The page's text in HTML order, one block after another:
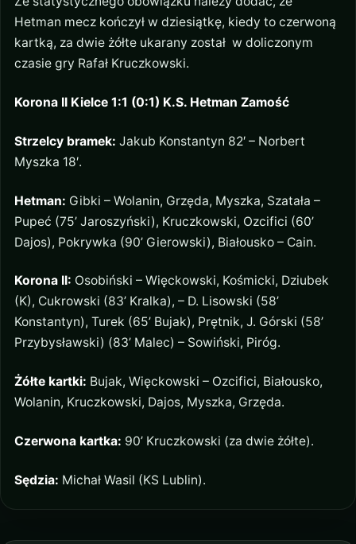
Hetman mecz kończył w dziesiątkę, kiedy to czerwoną
kartką, za dwie żółte ukarany został w doliczonym
czasie gry Rafał Kruczkowski.
Korona II Kielce 1:1 (0:1) K.S. Hetman Zamość
Strzelcy bramek: Jakub Konstantyn 82′ – Norbert
Myszka 18′.
Hetman: Gibki – Wolanin, Grzęda, Myszka, Szatała –
Pupeć (75’ Jaroszyński), Kruczkowski, Ozcifici (60’
Dajos), Pokrywka (90’ Gierowski), Białousko – Cain.
Korona II: Osobiński – Więckowski, Kośmicki, Dziubek
(K), Cukrowski (83’ Kralka), – D. Lisowski (58’
Konstantyn), Turek (65’ Bujak), Prętnik, J. Górski (58’
Przybysławski) (83’ Malec) – Sowiński, Piróg.
Żółte kartki: Bujak, Więckowski – Ozcifici, Białousko,
Wolanin, Kruczkowski, Dajos, Myszka, Grzęda.
Czerwona kartka: 90’ Kruczkowski (za dwie żółte).
Sędzia: Michał Wasil (KS Lublin).